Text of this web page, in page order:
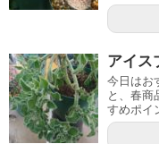
アイス
今日はお
と、春商
すめポイ